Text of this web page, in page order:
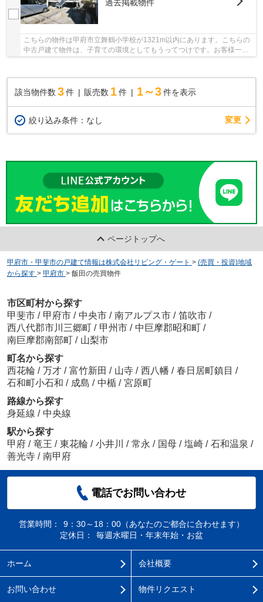
過去掲載物件
こちらの物件は甲府市立舞鶴小学校が1321m以内にあります。こちらの
中古戸建て物件は、子育ての環境としてもうってつけです。お客様一人
該当物件数 3件 販売数 1 件 1～3 件を表示
絞り込み条件： なし 変更
ページトップへ
甲府市・甲斐市の戸建て情報は株式会社リビング・ゲート > (売買・投資)地域
から探す > 甲府市 > 飯田の売買物件
市区町村から探す
甲斐市 / 甲府市 / 中央市 / 南アルプス市 / 笛吹市 /
西八代郡市川三郷町 / 甲州市 / 中巨摩郡昭和町 /
南巨摩郡南部町 / 山梨市
町名から探す
西花輪 / 万才 / 富竹新田 / 山寺 / 西八幡 / 春日居町鎮目 /
石和町小石和 / 成島 / 中楯 / 宮原町
路線から探す
身延線 / 中央線
駅から探す
甲府 / 竜王 / 東花輪 / 小井川 / 常永 / 国母 / 塩崎 / 石和温泉 /
善光寺 / 南甲府
電話でお問い合わせ
営業時間：
9：30～18：00（あなたのご都合に合わせます）
定休日：
毎週水曜日・年末年始・お盆
ホーム 会社概要
お問い合わせ 物件リクエスト